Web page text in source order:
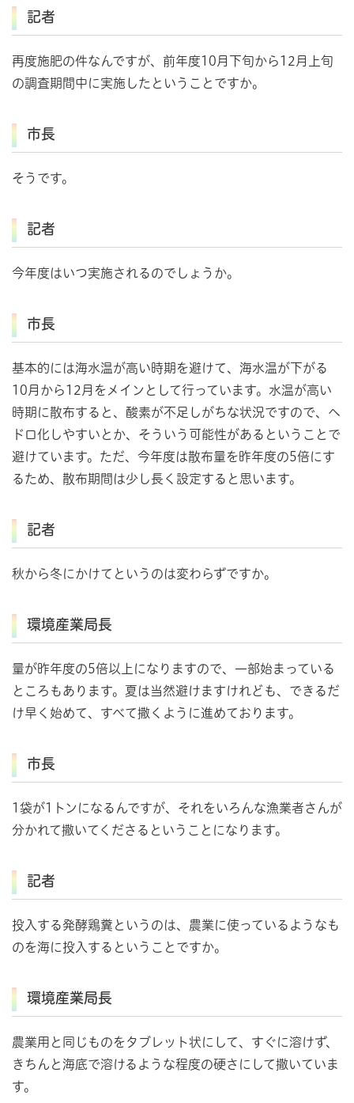
記者
再度施肥の件なんですが、前年度10月下旬から12月上旬
の調査期間中に実施したということですか。
市長
そうです。
記者
今年度はいつ実施されるのでしょうか。
市長
基本的には海水温が高い時期を避けて、海水温が下がる
10月から12月をメインとして行っています。水温が高い
時期に散布すると、酸素が不足しがちな状況ですので、ヘ
ドロ化しやすいとか、そういう可能性があるということで
避けています。ただ、今年度は散布量を昨年度の5倍にす
るため、散布期間は少し長く設定すると思います。
記者
秋から冬にかけてというのは変わらずですか。
環境産業局長
量が昨年度の5倍以上になりますので、一部始まっている
ところもあります。夏は当然避けますけれども、できるだ
け早く始めて、すべて撒くように進めております。
市長
1袋が1トンになるんですが、それをいろんな漁業者さんが
分かれて撒いてくださるということになります。
記者
投入する発酵鶏糞というのは、農業に使っているようなも
のを海に投入するということですか。
環境産業局長
農業用と同じものをタブレット状にして、すぐに溶けず、
きちんと海底で溶けるような程度の硬さにして撒いていま
す。